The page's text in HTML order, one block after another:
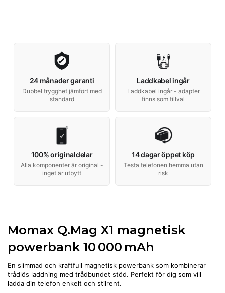
24 månader garanti
Dubbel trygghet jämfört med
standard
Laddkabel ingår
Laddkabel ingår - adapter
finns som tillval
100% originaldelar
Alla komponenter är original -
inget är utbytt
14 dagar öppet köp
Testa telefonen hemma utan
risk
Momax Q.Mag X1 magnetisk
powerbank 10 000 mAh
En slimmad och kraftfull magnetisk powerbank som kombinerar
trådlös laddning med trådbundet stöd. Perfekt för dig som vill
ladda din telefon enkelt och stilrent.